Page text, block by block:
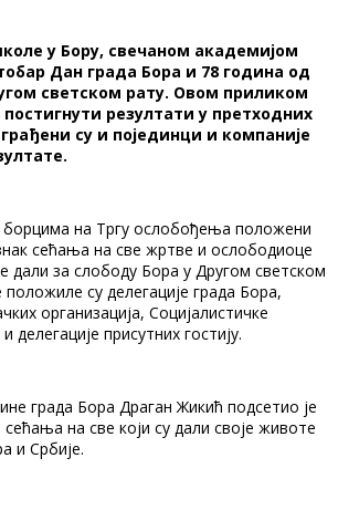
у Бору, свечаном академијом
Дан града Бора и 78 година од
светском рату. Овом приликом
резултати у претходних
су и појединци и компаније
на Тргу ослобођења положени
сећања на све жртве и ослободиоце
дали за слободу Бора у Другом светском
су делегације града Бора,
организација, Социјалистичке
делегације присутних гостију.
града Бора Драган Жикић подсетио је
на све који су дали своје животе
и Србије.